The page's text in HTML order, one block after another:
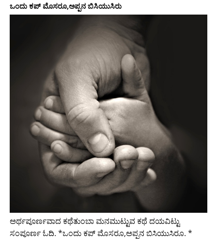
ಒಂದು ಕಪ್ ಮೊಸರೂ,ಅಪ್ಪನ ಬಿಸಿಯುಸಿರು
ಅರ್ಥಪೂರ್ಣವಾದ ಕಥೆತುಂಬಾ ಮನಮುಟ್ಟುವ ಕಥೆ ದಯವಿಟ್ಟು
ಸಂಪೂರ್ಣ ಓದಿ. *ಒಂದು ಕಪ್ ಮೊಸರೂ,ಅಪ್ಪನ ಬಿಸಿಯುಸಿರೂ. *